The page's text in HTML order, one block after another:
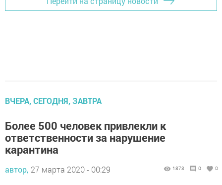
ВЧЕРА, СЕГОДНЯ, ЗАВТРА
Более 500 человек привлекли к
ответственности за нарушение
карантина
автор, 27 марта 2020 - 00:29 1873 0 0